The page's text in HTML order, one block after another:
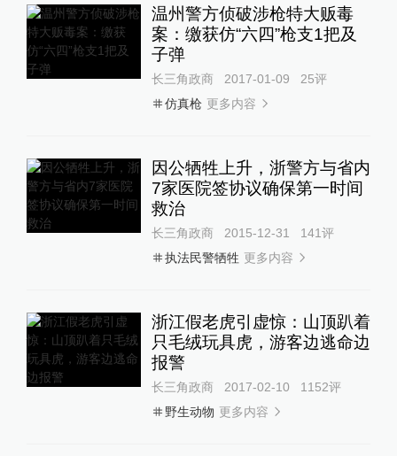
温州警方侦破涉枪特大贩毒
案：缴获仿“六四”枪支1把及
子弹
长三角政商 2017-01-09 25评
仿真枪 更多内容
因公牺牲上升，浙警方与省内
7家医院签协议确保第一时间
救治
长三角政商 2015-12-31 141评
执法民警牺牲 更多内容
浙江假老虎引虚惊：山顶趴着
只毛绒玩具虎，游客边逃命边
报警
长三角政商 2017-02-10 1152评
野生动物 更多内容